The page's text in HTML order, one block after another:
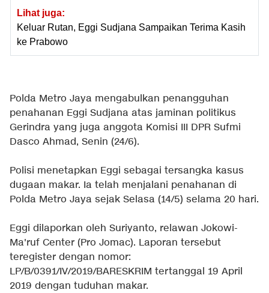
Lihat juga:
Keluar Rutan, Eggi Sudjana Sampaikan Terima Kasih
ke Prabowo
Polda Metro Jaya mengabulkan penangguhan
penahanan Eggi Sudjana atas jaminan politikus
Gerindra yang juga anggota Komisi III DPR Sufmi
Dasco Ahmad, Senin (24/6).
Polisi menetapkan Eggi sebagai tersangka kasus
dugaan makar. Ia telah menjalani penahanan di
Polda Metro Jaya sejak Selasa (14/5) selama 20 hari.
Eggi dilaporkan oleh Suriyanto, relawan Jokowi-
Ma'ruf Center (Pro Jomac). Laporan tersebut
teregister dengan nomor:
LP/B/0391/IV/2019/BARESKRIM tertanggal 19 April
2019 dengan tuduhan makar.